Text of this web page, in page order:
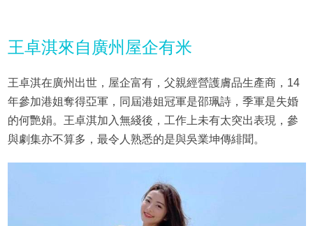
王卓淇來自廣州屋企有米
王卓淇在廣州出世，屋企富有，父親經營護膚品生產商，14
年參加港姐奪得亞軍，同屆港姐冠軍是邵珮詩，季軍是失婚
的何艷娟。王卓淇加入無綫後，工作上未有太突出表現，參
與劇集亦不算多，最令人熟悉的是與吳業坤傳緋聞。